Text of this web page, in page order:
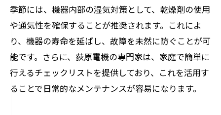
季節には、機器内部の湿気対策として、乾燥剤の使用
や通気性を確保することが推奨されます。これによ
り、機器の寿命を延ばし、故障を未然に防ぐことが可
能です。さらに、荻原電機の専門家は、家庭で簡単に
行えるチェックリストを提供しており、これを活用す
ることで日常的なメンテナンスが容易になります。